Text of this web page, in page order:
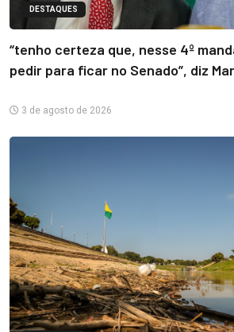
DESTAQUES
“tenho certeza que, nesse 4º
pedir para ficar no Senado”, diz
3 de agosto de 2026